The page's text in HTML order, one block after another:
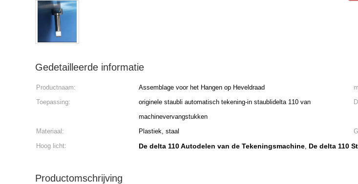
Gedetailleerde informatie
Productnaam: Assemblage voor het Hangen op Heveldraad
Toepassing:
originele staubli automatisch tekening-in staublidelta 110 van
machinevervangstukken
Materiaal: Plastiek, staal
Hoog licht:
De delta 110 Autodelen van de Tekeningsmachine, De delta 110
Productomschrijving